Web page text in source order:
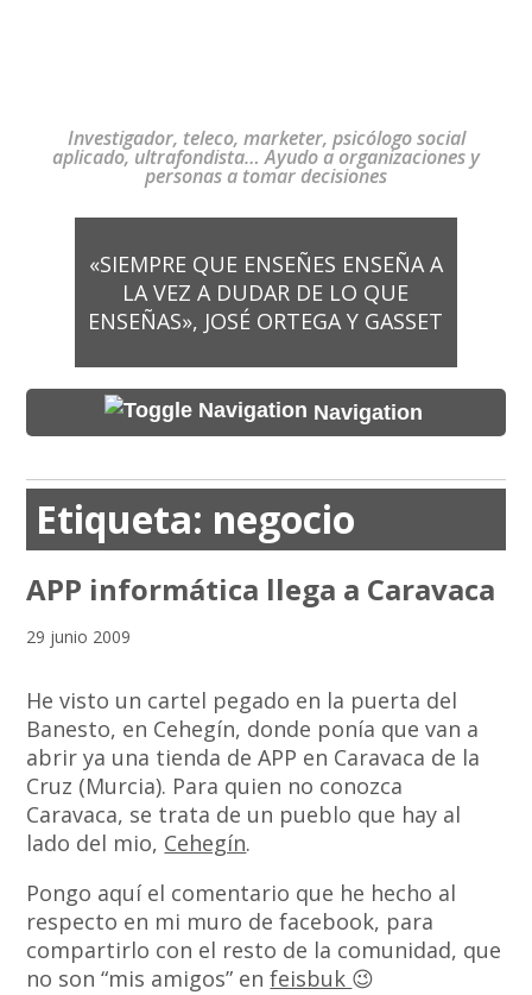
Investigador, teleco, marketer, psicólogo social
aplicado, ultrafondista… Ayudo a organizaciones y
personas a tomar decisiones
«SIEMPRE QUE ENSEÑES ENSEÑA A
LA VEZ A DUDAR DE LO QUE
ENSEÑAS», JOSÉ ORTEGA Y GASSET
Navigation
Etiqueta: negocio
APP informática llega a Caravaca
29 junio 2009
He visto un cartel pegado en la puerta del
Banesto, en Cehegín, donde ponía que van a
abrir ya una tienda de APP en Caravaca de la
Cruz (Murcia). Para quien no conozca
Caravaca, se trata de un pueblo que hay al
lado del mio, Cehegín.
Pongo aquí el comentario que he hecho al
respecto en mi muro de facebook, para
compartirlo con el resto de la comunidad, que
no son “mis amigos” enfeisbuk 😉